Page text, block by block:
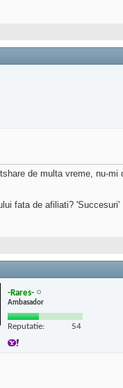
de multa vreme, nu-
fata de afiliati? 'Succesuri'
-Rares-
Ambasador
Reputatie: 54